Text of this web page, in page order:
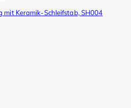
mit Keramik-Schleifstab, SH004